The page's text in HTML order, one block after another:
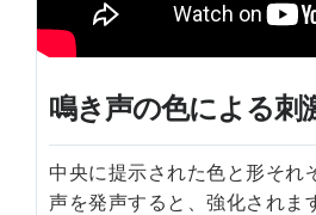
鳴き声の色による刺
中央に提示された色と形それ
声を発声すると、強化されま